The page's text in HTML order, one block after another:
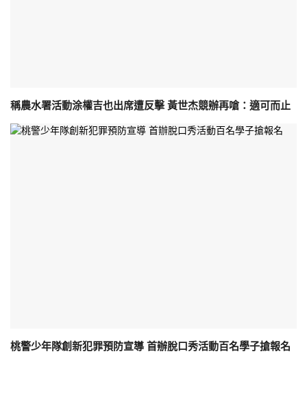
稱農水署活動涂權吉也出席遭反擊 黃世杰競辦再嗆：適可而止
桃警少年隊創新犯罪預防宣導 首辦脫口秀活動百名學子搶報名